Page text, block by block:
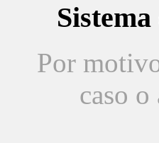
Por
caso o